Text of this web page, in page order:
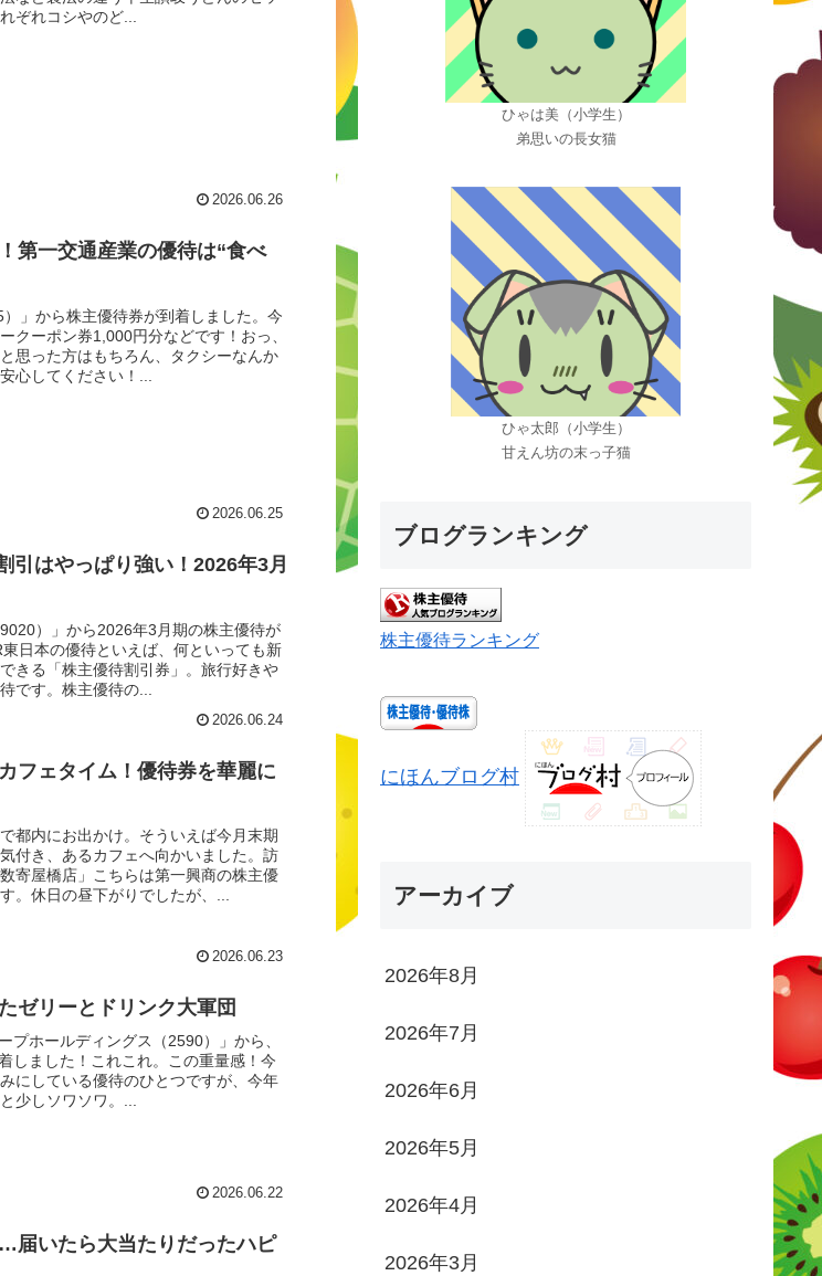
ぞれコシやのど...
2026.06.26
第一交通産業の優待は“食べ
」から株主優待券が到着しました。今
クーポン券1,000円分などです！おっ、
思った方はもちろん、タクシーなんか
心してください！...
2026.06.25
引はやっぱり強い！2026年3月
）」から2026年3月期の株主優待が
日本の優待といえば、何といっても新
きる「株主優待割引券」。旅行好きや
です。株主優待の...
2026.06.24
フェタイム！優待券を華麗に
都内にお出かけ。そういえば今月末期
付き、あるカフェへ向かいました。訪
寄屋橋店」こちらは第一興商の株主優
。休日の昼下がりでしたが、...
2026.06.23
ゼリーとドリンク大軍団
プホールディングス（2590）」から、
しました！これこれ。この重量感！今
にしている優待のひとつですが、今年
少しソワソワ。...
2026.06.22
届いたら大当たりだったハピ
ひゃは美（小学生）
弟思いの長女猫
ひゃ太郎（小学生）
甘えん坊の末っ子猫
ブログランキング
株主優待ランキング
にほんブログ村
アーカイブ
2026年8月
2026年7月
2026年6月
2026年5月
2026年4月
2026年3月